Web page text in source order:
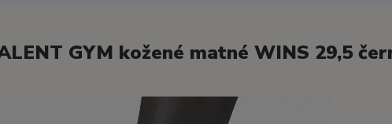
GYM kožené matné WINS 29,5